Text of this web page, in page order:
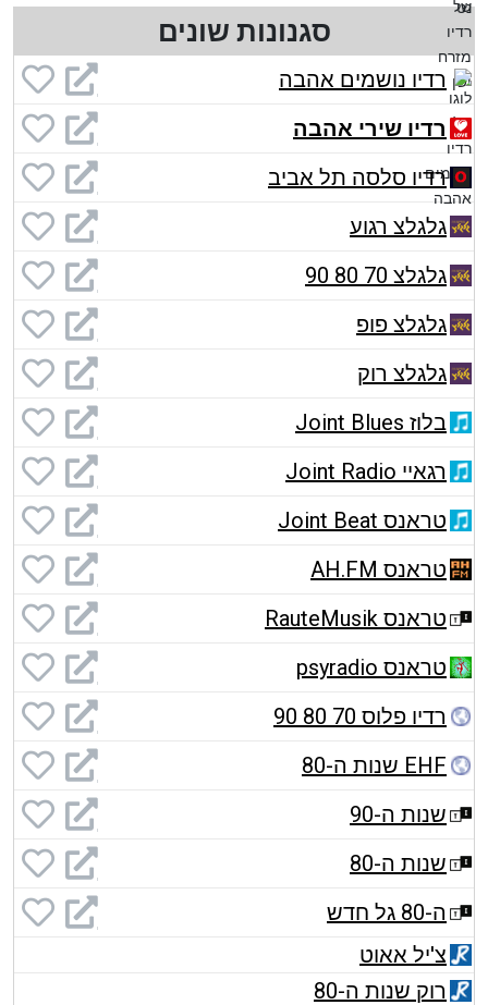
סגנונות שונים
רדיו נושמים אהבה
רדיו שירי אהבה
רדיו סלסה תל אביב
גלגלצ רגוע
גלגלצ 70 80 90
גלגלצ פופ
גלגלצ רוק
בלוז Joint Blues
רגאיי Joint Radio
טראנס Joint Beat
טראנס AH.FM
טראנס RauteMusik
טראנס psyradio
רדיו פלוס 70 80 90
EHF שנות ה-80
שנות ה-90
שנות ה-80
ה-80 גל חדש
צ'יל אאוט
רוק שנות ה-80